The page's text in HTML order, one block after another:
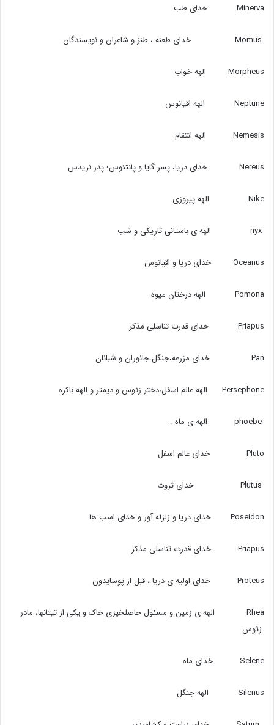
Minerva خدای طب
Morpheus الهه خواب
Neptune الهه اقیانوس
Nemesis الهه انتقام
Nereus خدای دریا،‌ پسر گایا و پانتئوس؛‌ پدر نریدس
Nike الهه پیروزی
Oceanus خدای دریا و اقیانوس
Pomona الهه درختان میوه
Priapus خدای قدرت تناسلی مذکر
Pan خدای مزرعه،‌جنگل،‌جانوران و شبانان
Persephone الهه عالم اسفل،‌دختر زئوس و دیمتر و الهه باکره
Pluto خدای عالم اسفل
Poseidon خدای دریا و زلزله آور و خدای اسب ها
Priapus خدای قدرت تناسلی مذکر
Proteus خدای اولیه ی دریا ، قبل از پوسایدون
Rhea الهه ی زمین و مسئول حاصلخیزی خاک و یکی از تیتانها،‌ مادر
زئوس
Selene خدای ماه
Silenus الهه جنگل